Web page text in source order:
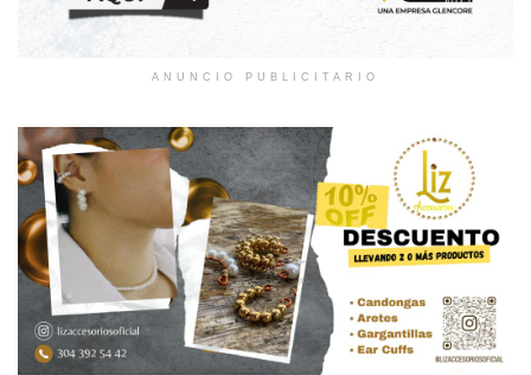
ANUNCIO PUBLICITARIO